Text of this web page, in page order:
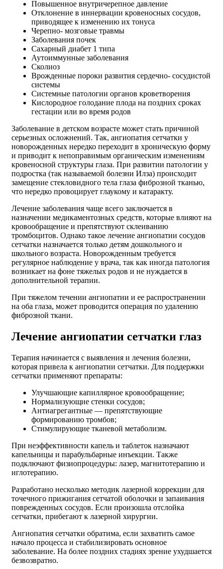
Повышенное внутричерепное давление
Отклонение в иннервации кровеносных сосудов,
приводящее к изменению их тонуса
Черепно- мозговые травмы
Заболевания почек
Сахарный диабет 1 типа
Аутоиммунные заболевания
Сколиоз
Врожденные пороки развития сердечно- сосудистой
системы
Системные патологии органов кроветворения
Кислородное голодание плода на поздних сроках
гестации или во время родов
Заболевание в детском возрасте может стать причиной
серьезных осложнений. Так, ангиопатия сетчатки у
новорожденных нередко переходит в хроническую форму
и приводит к непоправимым органическим изменениям
кровеносной структуры глаза. При развитии патологии у
подростка (так называемой болезни Илза) происходит
замещение стекловидного тела глаза фиброзной тканью,
что нередко провоцирует глаукому и катаракту.
Лечение заболевания чаще всего заключается в
назначении медикаментозных средств, которые влияют на
кровообращение и препятствуют склеиванию
тромбоцитов. Однако такое лечение ангиопатии сосудов
сетчатки назначается только детям дошкольного и
школьного возраста. Новорожденным требуется
регулярное наблюдение у врача, так как иногда патология
возникает на фоне тяжелых родов и не нуждается в
дополнительной терапии.
При тяжелом течении ангиопатии и ее распространении
на оба глаза, может проводится операция по удалению
фиброзной ткани.
Лечение ангиопатии сетчатки глаз
Терапия начинается с выявления и лечения болезни,
которая привела к ангиопатии сетчатки. Для поддержки
сетчатки применяют препараты:
Улучшающие капиллярное кровообращение;
Нормализующие стенки сосудов;
Антиагрегантные ― препятствующие
формированию тромбов;
Стимулирующие тканевой метаболизм.
При неэффективности капель и таблеток назначают
капельницы и парабульбарные инъекции. Также
подключают физиопроцедуры: лазер, магнитотерапию и
иглотерапию.
Разработано несколько методик лазерной коррекции для
точечного прижигания сетчатой оболочки и запаивания
поврежденных сосудов. Если произошла отслойка
сетчатки, прибегают к лазерной хирургии.
Ангиопатия сетчатки обратима, если захватить самое
начало процесса и стабилизировать основное
заболевание. На более поздних стадиях зрение ухудшается
безвозвратно.